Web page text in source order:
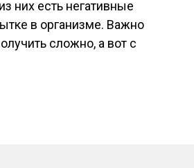
них есть негативные
в организме. Важно
сложно, а вот с